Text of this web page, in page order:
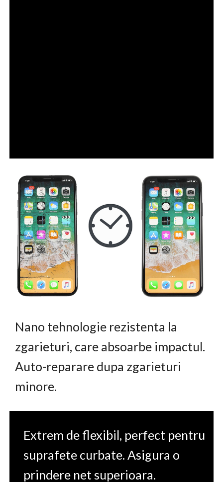
Nano tehnologie rezistenta la
zgarieturi, care absoarbe impactul.
Auto-reparare dupa zgarieturi
minore.
Extrem de flexibil, perfect pentru
suprafete curbate. Asigura o
prindere net superioara.